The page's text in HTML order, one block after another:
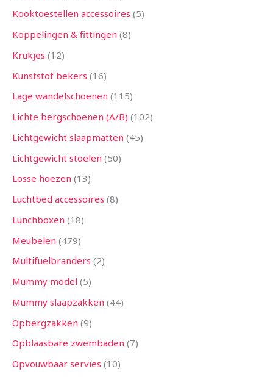
Kooktoestellen accessoires 5
Koppelingen & fittingen 8
Krukjes 12
Kunststof bekers 16
Lage wandelschoenen 115
Lichte bergschoenen (A/B) 102
Lichtgewicht slaapmatten 45
Lichtgewicht stoelen 50
Losse hoezen 13
Luchtbed accessoires 8
Lunchboxen 18
Meubelen 479
Multifuelbranders 2
Mummy model 5
Mummy slaapzakken 44
Opbergzakken 9
Opblaasbare zwembaden 7
Opvouwbaar servies 10